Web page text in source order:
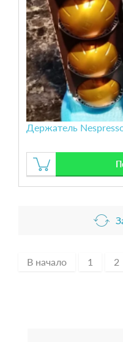
Держатель
В начало 1 2